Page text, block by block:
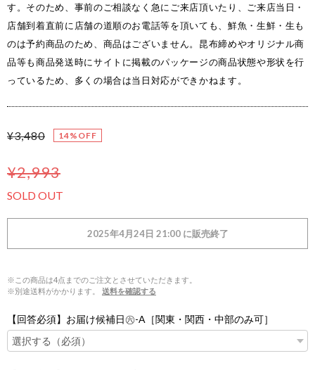
す。そのため、事前のご相談なく急にご来店頂いたり、ご来店当日・
店舗到着直前に店舗の道順のお電話等を頂いても、鮮魚・生鮮・生も
のは予約商品のため、商品はございません。昆布締めやオリジナル商
品等も商品発送時にサイトに掲載のパッケージの商品状態や形状を行
っているため、多くの場合は当日対応ができかねます。
¥3,480 14%OFF
¥2,993
SOLD OUT
2025年4月24日 21:00 に販売終了
※この商品は4点までのご注文とさせていただきます。
※別途送料がかかります。
送料を確認する
【回答必須】お届け候補日㊅-A［関東・関西・中部のみ可］